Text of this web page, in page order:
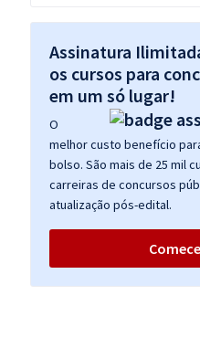
Assinatura
os cursos para
em um só lugar!
O
melhor custo benefício
bolso. São mais de 25 mil
carreiras de concursos
atualização pós-edital.